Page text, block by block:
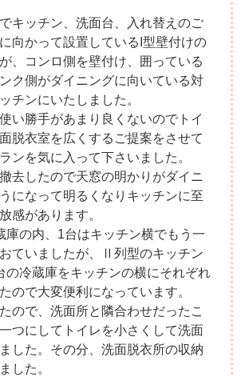
キッチン、洗面台、入れ替えのご
向かって設置しているI型壁付けの
、コンロ側を壁付け、囲っている
ク側がダイニングに向いている対
チンにいたしました。
い勝手があまり良くないのでトイ
脱衣室を広くするご提案をさせて
ンを気に入って下さいました。
去したので天窓の明かりがダイニ
になって明るくなりキッチンに至
感があります。
庫の内、1台はキッチン横でもう一
ていましたが、Ⅱ列型のキッチン
の冷蔵庫をキッチンの横にそれぞれ
ので大変便利になっています。
ので、洗面所と隣合わせだったこ
つにしてトイレを小さくして洗面
した。その分、洗面脱衣所の収納
した。